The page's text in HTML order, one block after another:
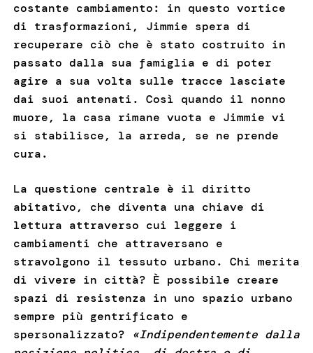
costante cambiamento: in questo vortice
di trasformazioni, Jimmie spera di
recuperare ciò che è stato costruito in
passato dalla sua famiglia e di poter
agire a sua volta sulle tracce lasciate
dai suoi antenati. Così quando il nonno
muore, la casa rimane vuota e Jimmie vi
si stabilisce, la arreda, se ne prende
cura.
La questione centrale è il diritto
abitativo, che diventa una chiave di
lettura attraverso cui leggere i
cambiamenti che attraversano e
stravolgono il tessuto urbano. Chi merita
di vivere in città? È possibile creare
spazi di resistenza in uno spazio urbano
sempre più gentrificato e
spersonalizzato?
«Indipendentemente dalla